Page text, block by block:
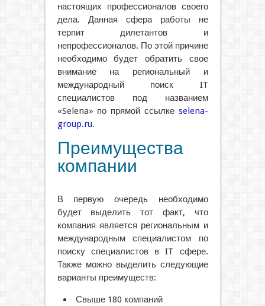
настоящих профессионалов своего
дела. Данная сфера работы не
терпит дилетантов и
непрофессионалов. По этой причине
необходимо будет обратить свое
внимание на региональный и
международный поиск IT
специалистов под названием
«Selena» по прямой ссылке selena-
group.ru.
Преимущества
компании
В первую очередь необходимо
будет выделить тот факт, что
компания является региональным и
международным специалистом по
поиску специалистов в IT сфере.
Также можно выделить следующие
варианты преимуществ:
Свыше 180 компаний